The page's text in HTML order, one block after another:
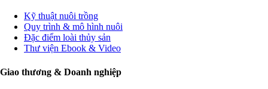
Kỹ thuật nuôi trồng
Quy trình & mô hình nuôi
Đặc điểm loài thủy sản
Thư viện Ebook & Video
Giao thương & Doanh nghiệp